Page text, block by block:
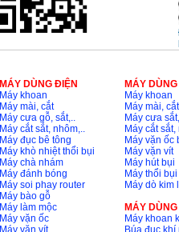
MÁY DÙNG ĐIỆN
Máy khoan
Máy mài, cắt
Máy cưa gỗ, sắt,..
Máy cắt sắt, nhôm,..
Máy đục bê tông
Máy khò nhiệt thổi bụi
Máy chà nhám
Máy đánh bóng
Máy soi phay router
Máy bào gỗ
Máy làm mộc
Máy vặn ốc
MÁY DÙNG
Máy khoan
Máy mài, cắt
Máy cưa
Máy cắt sắt,
Máy vặn ốc
Máy vặn vít
Máy hút bụi
Máy thổi bụi
Máy dò kim
MÁY DÙNG
Máy khoan